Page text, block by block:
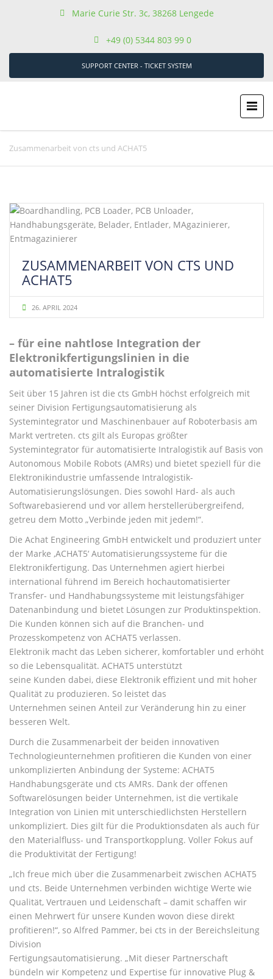
Marie Curie Str. 3c, 38268 Lengede
+49 (0) 5344 803 99 0
SUPPORT CENTER - TICKET SYSTEM
Zusammenarbeit von cts und ACHAT5
ZUSAMMENARBEIT VON CTS UND
ACHAT5
26. APRIL 2024
– für eine nahtlose Integration der
Elektronikfertigungslinien in die
automatisierte Intralogistik
Seit über 15 Jahren ist die cts GmbH höchst erfolgreich mit
seiner Division Fertigungsautomatisierung als
Systemintegrator und Maschinenbauer auf Roboterbasis am
Markt vertreten. cts gilt als Europas größter
Systemintegrator für automatisierte Intralogistik auf Basis von
Autonomous Mobile Robots (AMRs) und bietet speziell für die
Elektronikindustrie umfassende Intralogistik-
Automatisierungslösungen. Dies sowohl Hard- als auch
Softwarebasierend und vor allem herstellerübergreifend,
getreu dem Motto „Verbinde jeden mit jedem!“.
Die Achat Engineering GmbH entwickelt und produziert unter
der Marke ‚ACHAT5‘ Automatisierungssysteme für die
Elektronikfertigung. Das Unternehmen agiert hierbei
international führend im Bereich hochautomatisierter
Transfer- und Handhabungssysteme mit leistungsfähiger
Datenanbindung und bietet Lösungen zur Produktinspektion.
Die Kunden können sich auf die Branchen- und
Prozesskompetenz von ACHAT5 verlassen.
Elektronik macht das Leben sicherer, komfortabler und erhöht
so die Lebensqualität. ACHAT5 unterstützt
seine Kunden dabei, diese Elektronik effizient und mit hoher
Qualität zu produzieren. So leistet das
Unternehmen seinen Anteil zur Veränderung hin zu einer
besseren Welt.
Durch die Zusammenarbeit der beiden innovativen
Technologieunternehmen profitieren die Kunden von einer
unkomplizierten Anbindung der Systeme: ACHAT5
Handhabungsgeräte und cts AMRs. Dank der offenen
Softwarelösungen beider Unternehmen, ist die vertikale
Integration von Linien mit unterschiedlichsten Herstellern
unkompliziert. Dies gilt für die Produktionsdaten als auch für
den Materialfluss- und Transportkopplung. Voller Fokus auf
die Produktivität der Fertigung!
„Ich freue mich über die Zusammenarbeit zwischen ACHAT5
und cts. Beide Unternehmen verbinden wichtige Werte wie
Qualität, Vertrauen und Leidenschaft – damit schaffen wir
einen Mehrwert für unsere Kunden wovon diese direkt
profitieren!“, so Alfred Pammer, bei cts in der Bereichsleitung
Division
Fertigungsautomatisierung. „Mit dieser Partnerschaft
bündeln wir Kompetenz und Expertise für innovative Plug &